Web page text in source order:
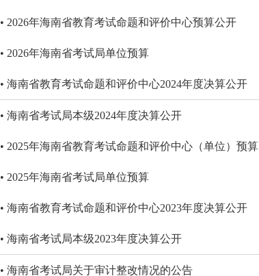
• 2026年海南省教育考试命题和评价中心预算公开
• 2026年海南省考试局单位预算
• 海南省教育考试命题和评价中心2024年度决算公开
• 海南省考试局本级2024年度决算公开
• 2025年海南省教育考试命题和评价中心（单位）预算
• 2025年海南省考试局单位预算
• 海南省教育考试命题和评价中心2023年度决算公开
• 海南省考试局本级2023年度决算公开
• 海南省考试局关于审计整改情况的公告